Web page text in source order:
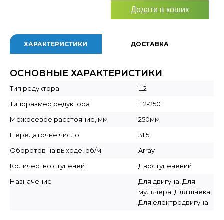
Додати в кошик
ХАРАКТЕРИСТИКИ ДОСТАВКА
ОСНОВНЫЕ ХАРАКТЕРИСТИКИ
Тип редуктора
Ц2
Типоразмер редуктора
Ц2-250
Межосевое расстояние, мм
250мм
Передаточне число
31.5
Оборотов на выходе, об/м
Array
Количество ступеней
Двоступеневий
Назначение
Для двигуна, Для
мульчера, Для шнека,
Для електродвигуна